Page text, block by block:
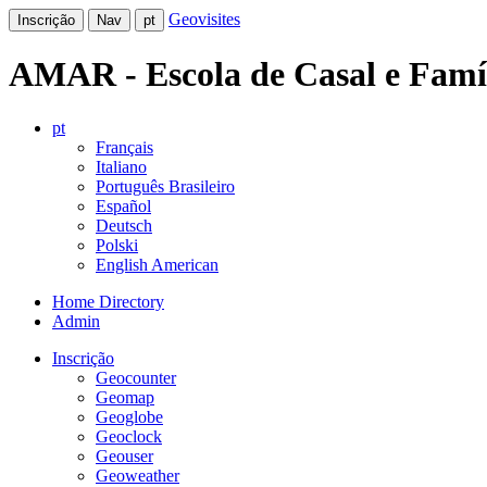
Inscrição Nav pt Geovisites
AMAR - Escola de Casal e
pt
Français
Italiano
Português Brasileiro
Español
Deutsch
Polski
English American
Home Directory
Admin
Inscrição
Geocounter
Geomap
Geoglobe
Geoclock
Geouser
Geoweather